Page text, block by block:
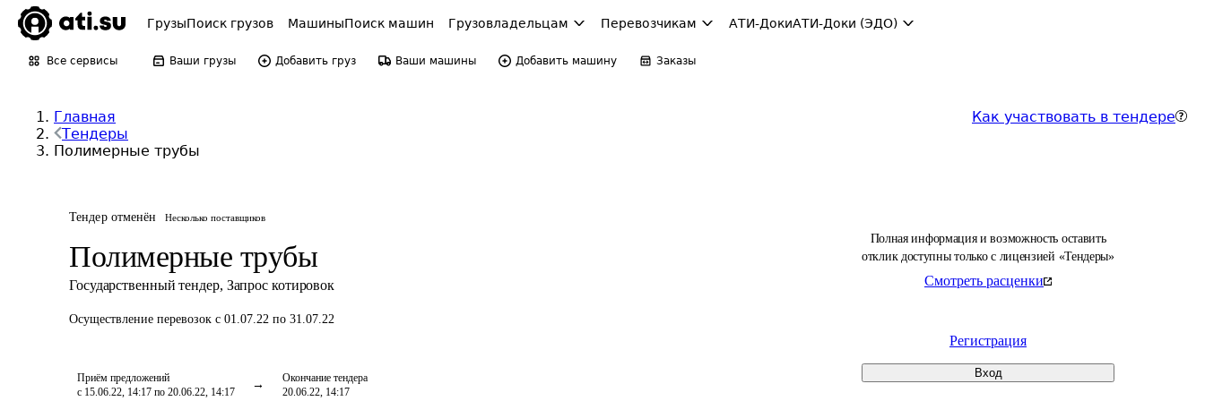
ГрузыПоиск грузов МашиныПоиск машин Грузовладельцам Перевозчикам АТИ-ДокиАТИ-Доки (ЭДО)
Все сервисы Ваши грузы Добавить груз Ваши машины Добавить машину Заказы
Главная
Тендеры
Полимерные трубы
Как участвовать в тендере
Тендер отменён Несколько поставщиков
Полимерные трубы
Государственный тендер, Запрос котировок
Осуществление перевозок с 01.07.22 по 31.07.22
Приём предложений
с 15.06.22, 14:17 по 20.06.22, 14:17
Окончание тендера
20.06.22, 14:17
Полная информация и возможность оставить
отклик доступны только с лицензией «Тендеры»
Смотреть расценки
Регистрация
Вход